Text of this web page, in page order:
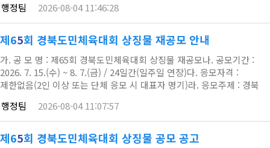
공예디자인구분출품자격출품료일반부전국 대학생(대학원생 포함),
일반인, 기업무료청소년부전국 초·중·고등학생 및 만 18세 이하 청소년
(공고일 기준)※ 팀원 전원이 만 18세 이하 청소년인 경우 4명 이내 공동
출품 가능전문 디자이너[학 계] 대전·충청지역 디자인…
행정팀 2026-08-04 11:46:28
제65회 경북도민체육대회 상징물 재공모 안내
가. 공 모 명 : 제65회 경북도민체육대회 상징물 재공모나. 공모기간 :
2026. 7. 15.(수) ~ 8. 7.(금) / 24일간(일주일 연장)다. 응모자격 :
제한없음(2인 이상 또는 단체 응모 시 대표자 명기)라. 응모주제 : 경북
의미를 상징적으로 표현한 내용
행정팀 2026-08-04 11:07:57
제65회 경북도민체육대회 상징물 공모 공고